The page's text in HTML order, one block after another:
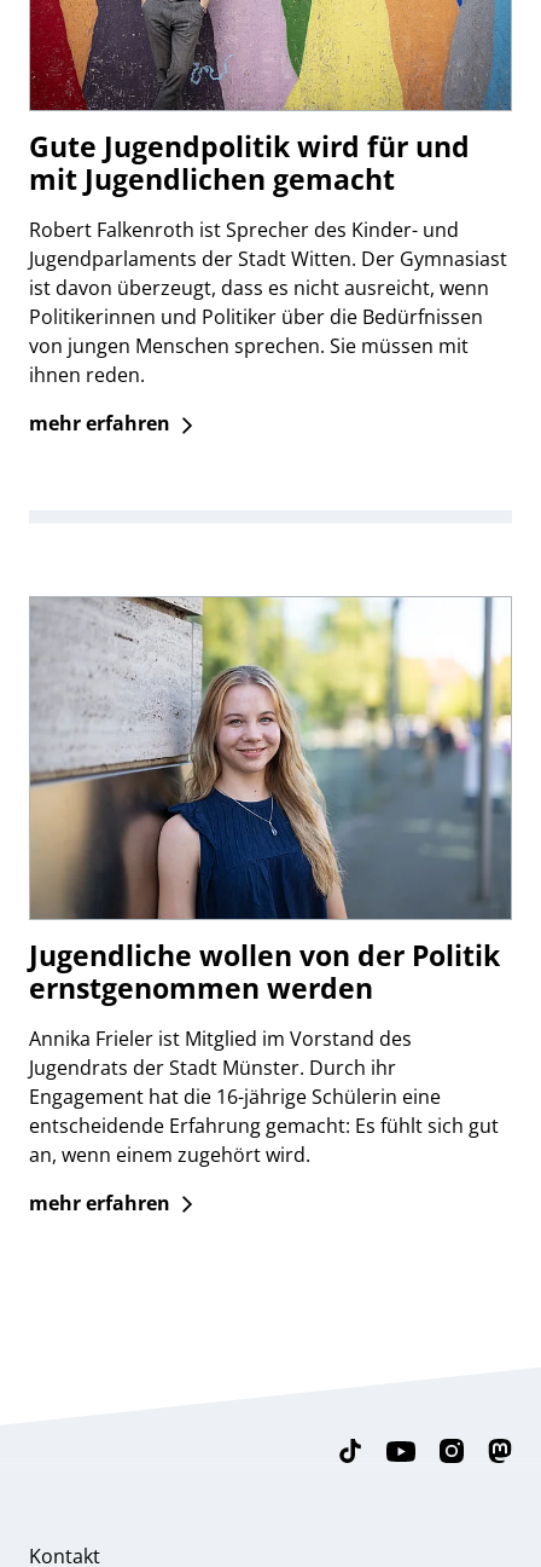
Gute Jugendpolitik wird für und
mit Jugendlichen gemacht
Robert Falkenroth ist Sprecher des Kinder- und
Jugendparlaments der Stadt Witten. Der Gymnasiast
ist davon überzeugt, dass es nicht ausreicht, wenn
Politikerinnen und Politiker über die Bedürfnissen
von jungen Menschen sprechen. Sie müssen mit
ihnen reden.
mehr erfahren
Jugendliche wollen von der Politik
ernstgenommen werden
Annika Frieler ist Mitglied im Vorstand des
Jugendrats der Stadt Münster. Durch ihr
Engagement hat die 16-jährige Schülerin eine
entscheidende Erfahrung gemacht: Es fühlt sich gut
an, wenn einem zugehört wird.
mehr erfahren
Kontakt